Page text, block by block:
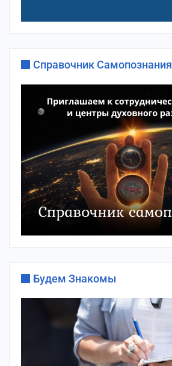
Справочник Самопознания
Будем Знакомы